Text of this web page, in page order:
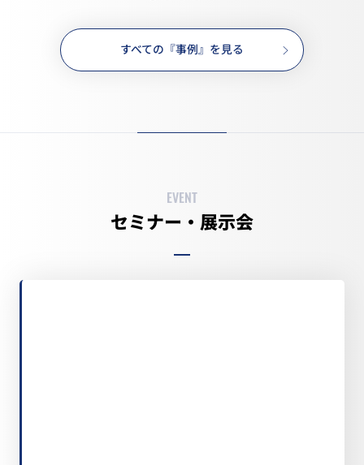
フリー株式会社
ソフトウエア IT 管理系クラウド
すべての『事例』を見る
EVENT
セミナー・展示会